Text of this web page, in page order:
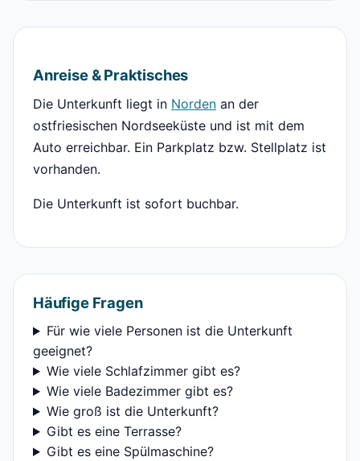
Anreise & Praktisches
Die Unterkunft liegt in Norden an der
ostfriesischen Nordseeküste und ist mit dem
Auto erreichbar. Ein Parkplatz bzw. Stellplatz ist
vorhanden.
Die Unterkunft ist sofort buchbar.
Häufige Fragen
Für wie viele Personen ist die Unterkunft
geeignet?
Wie viele Schlafzimmer gibt es?
Wie viele Badezimmer gibt es?
Wie groß ist die Unterkunft?
Gibt es eine Terrasse?
Gibt es eine Spülmaschine?